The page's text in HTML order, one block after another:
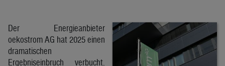
Der Energieanbieter
oekostrom AG hat 2025 einen
dramatischen
Ergebniseinbruch verbucht.